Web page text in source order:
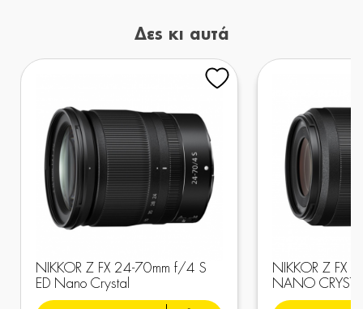
Δες κι αυτά
NIKKOR Z FX 24-70mm f/4 S
ED Nano Crystal
NIKKOR Z FX
NANO